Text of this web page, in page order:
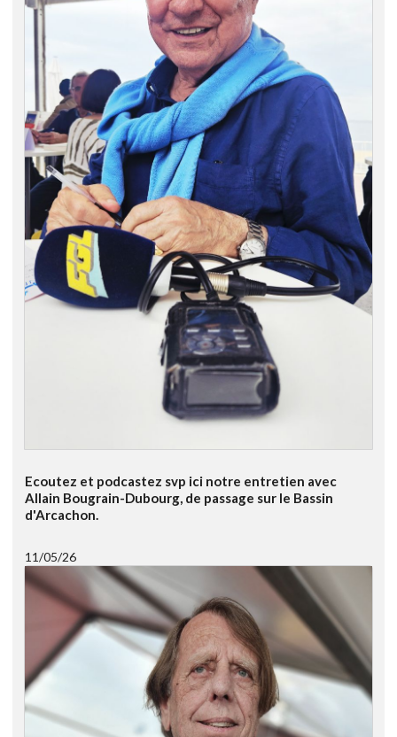
Ecoutez et podcastez svp ici notre entretien avec
Allain Bougrain-Dubourg, de passage sur le Bassin
d'Arcachon.
11/05/26